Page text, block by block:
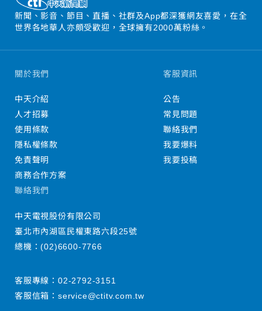
新聞、影音、節目、直播、社群及App都深獲網友喜愛，在全
世界各地華人亦頗受歡迎，全球擁有2000萬粉絲。
關於我們
中天介紹
人才招募
使用條款
隱私權條款
免責聲明
商務合作方案
客服資訊
公告
常見問題
聯絡我們
我要爆料
我要投稿
聯絡我們
中天電視股份有限公司
臺北市內湖區民權東路六段25號
總機：(02)6600-7766
客服專線： 02-2792-3151
客服信箱： service@ctitv.com.tw